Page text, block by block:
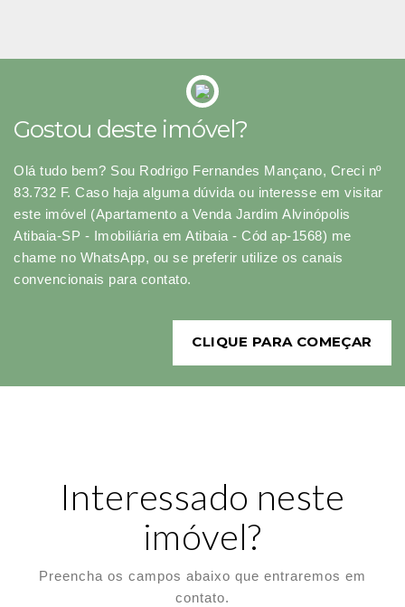
Gostou deste imóvel?
Olá tudo bem? Sou Rodrigo Fernandes Mançano, Creci nº
83.732 F. Caso haja alguma dúvida ou interesse em visitar
este imóvel (Apartamento a Venda Jardim Alvinópolis
Atibaia-SP - Imobiliária em Atibaia - Cód ap-1568) me
chame no WhatsApp, ou se preferir utilize os canais
convencionais para contato.
CLIQUE PARA COMEÇAR
Interessado neste
imóvel?
Preencha os campos abaixo que entraremos em
contato.